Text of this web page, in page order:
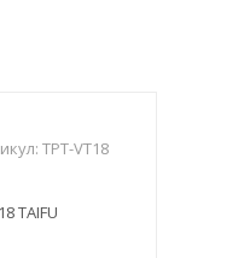
TPT-VT18
TAIFU